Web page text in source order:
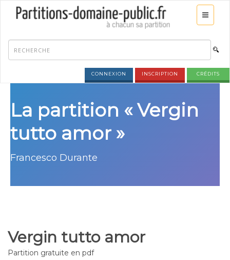
CONNEXION INSCRIPTION CRÉDITS
La partition « Vergin
tutto amor »
Francesco Durante
Vergin tutto amor
Partition gratuite en pdf